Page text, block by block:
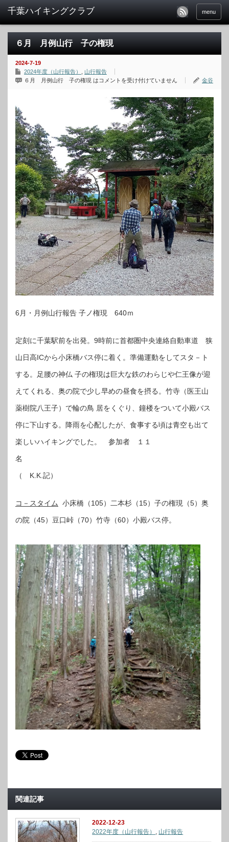
menu
６月 月例山行 子の権現
2024-7-19
2024年度（山行報告）
山行報告
６月 月例山行 子の権現 は コメントを受け付けていません 金谷
6月・月例山行報告 子ノ権現 640ｍ
定刻に千葉駅前を出発。9時前に首都圏中央連絡自動車道 狭
山日高ICから小床橋バス停に着く。準備運動をしてスタ－ト
する。足腰の神仏 子の権現は巨大な鉄のわらじや仁王像が迎
えてくれる、奥の院で少し早めの昼食を摂る。竹寺（医王山
薬樹院八王子）で輪の鳥 居をくぐり、鐘楼をついて小殿バス
停に下山する。降雨を心配したが、食事する頃は青空も出て
楽しいハイキングでした。 参加者 １１
（ K.K.記）
コ－スタイム 小床橋（105）二本杉（15）子の権現（5）奥
の院（45）豆口峠（70）竹寺（60）小殿バス停。
関連記事
2022-12-23
2022年度（山行報告） , 山行報告